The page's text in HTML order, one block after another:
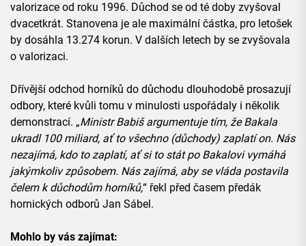
valorizace od roku 1996. Důchod se od té doby zvyšoval
dvacetkrát. Stanovena je ale maximální částka, pro letošek
by dosáhla 13.274 korun. V dalších letech by se zvyšovala
o valorizaci.
Dřívější odchod horníků do důchodu dlouhodobě prosazují
odbory, které kvůli tomu v minulosti uspořádaly i několik
demonstrací. „Ministr Babiš argumentuje tím, že Bakala
ukradl 100 miliard, ať to všechno (důchody) zaplatí on. Nás
nezajímá, kdo to zaplatí, ať si to stát po Bakalovi vymáhá
jakýmkoliv způsobem. Nás zajímá, aby se vláda postavila
čelem k důchodům horníků,“ řekl před časem předák
hornických odborů Jan Sábel.
Mohlo by vás zajímat: